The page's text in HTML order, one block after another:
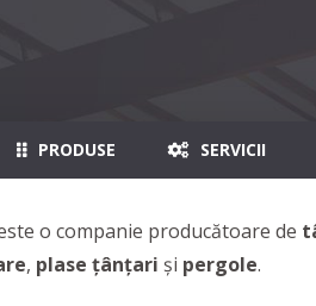
PRODUSE SERVICII
o companie producătoare de
, plase ţânţari şi pergole.